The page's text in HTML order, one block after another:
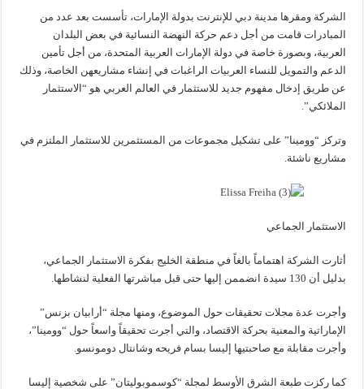
الشركة ومقرها مدينة دبي للإنترنت بدولة الإمارات، تأسست بعد عدد من
المبادرات قامت من أجل دعم حركة النهضة النسائية في بعض البلدان
العربية، وبصورة خاصة في دولة الإمارات العربية المتحدة، من أجل تأمين
الدعم والتمويل للنساء العربيات الراغبات في إنشاء مشاريعهن الخاصة، وذلك
عن طريق إدخال مفهوم جديد للاستثمار في العالم العربي هو “الاستثمار
الملائكي”.
وتركز “وومينا” على تشكيل مجموعات من المستثمرين للاستثمار الملتزم في
مشاريع ناشئة.
الاستثمار الجماعي
أثارت الشركة اهتماماً بالغاً في منطقة الخليج بفكرة الاستثمار الجماعي،
بدليل أن 130 سيدة انضممن إليها حتى قبل مباشرتها الفعلية لنشاطها.
وأجرت عدة مجلات تحقيقات حول الموضوع، ومنها مجلة “أرابيان بزنس”
الإماراتية والمعنية بحركة الاقتصاد، والتي أجرت تحقيقاً واسعاً حول “وومينا”،
وأجرت مقابلة مع صاحبتيها إليسا بسام فريحه وشانتال دومونسو.
كما ركزت طبعة الشرق الأوسط لمجلة “كوسموبوليتان” على شخصية إليسا